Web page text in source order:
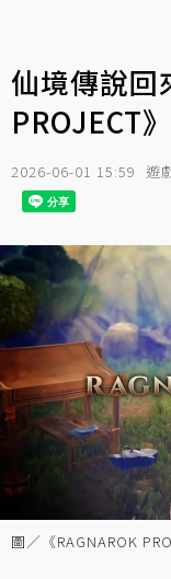
仙境傳說回
PROJECT
2026-06-01 15:59 遊
圖／《RAGNAROK